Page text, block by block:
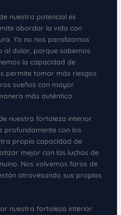
nuestro potencial es
abordar la vida con
Ya no nos paralizamos
al dolor, porque sabemos
la capacidad de
permite tomar más riesgos
sueños con mayor
más auténtica.
nuestra fortaleza interior
profundamente con los
propia capacidad de
mejor con las luchas de
Nos volvemos faros de
atravesando sus propias
nuestra fortaleza interior